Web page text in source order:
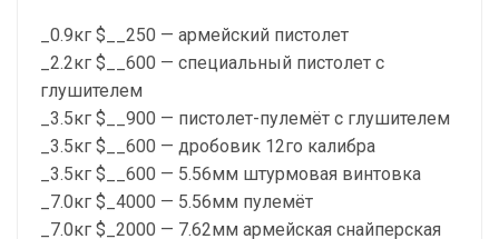
_0.9кг $__250 — армейский пистолет
_2.2кг $__600 — специальный пистолет с
глушителем
_3.5кг $__900 — пистолет-пулемёт с глушителем
_3.5кг $__600 — дробовик 12го калибра
_3.5кг $__600 — 5.56мм штурмовая винтовка
_7.0кг $_4000 — 5.56мм пулемёт
_7.0кг $_2000 — 7.62мм армейская снайперская